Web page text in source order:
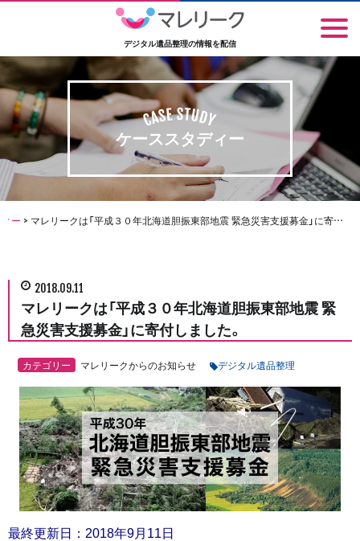
デジタル遺品整理の情報を配信
ケーススタディー
ー > マレリークは「平成３０年北海道胆振東部地震 緊急災害支援募金」に寄付しました。
2018.09.11
マレリークは「平成３０年北海道胆振東部地震 緊
急災害支援募金」に寄付しました。
カテゴリー マレリークからのお知らせ デジタル遺品整理
最終更新日：2018年9月11日